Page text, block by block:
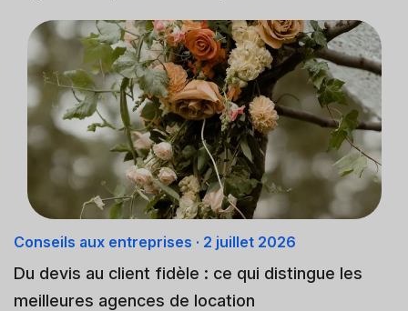
Conseils aux entreprises · 2 juillet 2026
Du devis au client fidèle : ce qui distingue les
meilleures agences de location